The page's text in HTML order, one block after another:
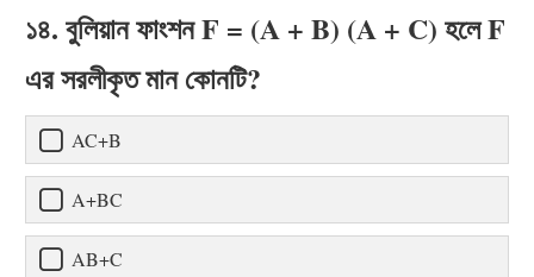
১৪. বুলিয়ান ফাংশন F = (A + B) (A + C) হলে F
এর সরলীকৃত মান কোনটি?
AC+B
A+BC
AB+C